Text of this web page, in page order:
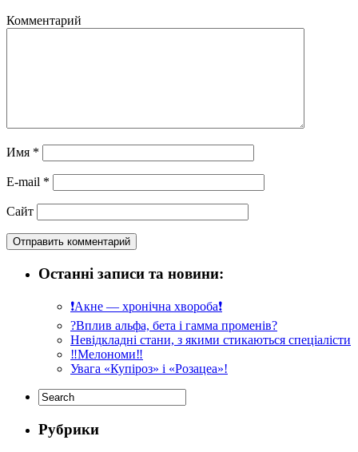
Комментарий
Имя *
E-mail *
Сайт
Останні записи та новини:
❗️Акне — хронічна хвороба❗️
?Вплив альфа, бета і гамма променів?
Невідкладні стани, з якими стикаються спеціалісти
‼️Мелономи‼️
Увага «Купіроз» і «Розацеа»!
Рубрики